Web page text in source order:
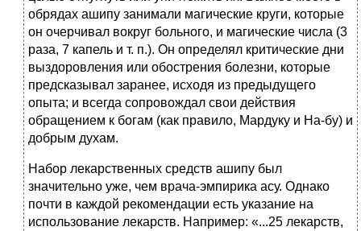
обрядах ашипу занимали магические круги, которые
он очерчивал вокруг больного, и магические числа (3
раза, 7 капель и т. п.). Он определял критические дни
выздоровления или обострения болезни, которые
предсказывал заранее, исходя из предыдущего
опыта; и всегда сопровождал свои действия
обращением к богам (как правило, Мардуку и На-бу) и
добрым духам.
Набор лекарственных средств ашипу был
значительно уже, чем врача-эмпирика асу. Однако
почти в каждой рекомендации есть указание на
использование лекарств. Например: «...25 лекарств,